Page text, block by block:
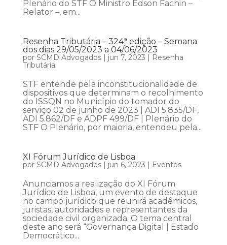
Plenário do STF O Ministro Edson Fachin –
Relator –, em...
Resenha Tributária – 324ª edição – Semana
dos dias 29/05/2023 a 04/06/2023
por SCMD Advogados| jun 7, 2023 | Resenha
Tributária
STF entende pela inconstitucionalidade de
dispositivos que determinam o recolhimento
do ISSQN no Município do tomador do
serviço 02 de junho de 2023 | ADI 5.835/DF,
ADI 5.862/DF e ADPF 499/DF | Plenário do
STF O Plenário, por maioria, entendeu pela...
XI Fórum Jurídico de Lisboa
por SCMD Advogados| jun 6, 2023 | Eventos
Anunciamos a realização do XI Fórum
Jurídico de Lisboa, um evento de destaque
no campo jurídico que reunirá acadêmicos,
juristas, autoridades e representantes da
sociedade civil organizada. O tema central
deste ano será “Governança Digital | Estado
Democrático...